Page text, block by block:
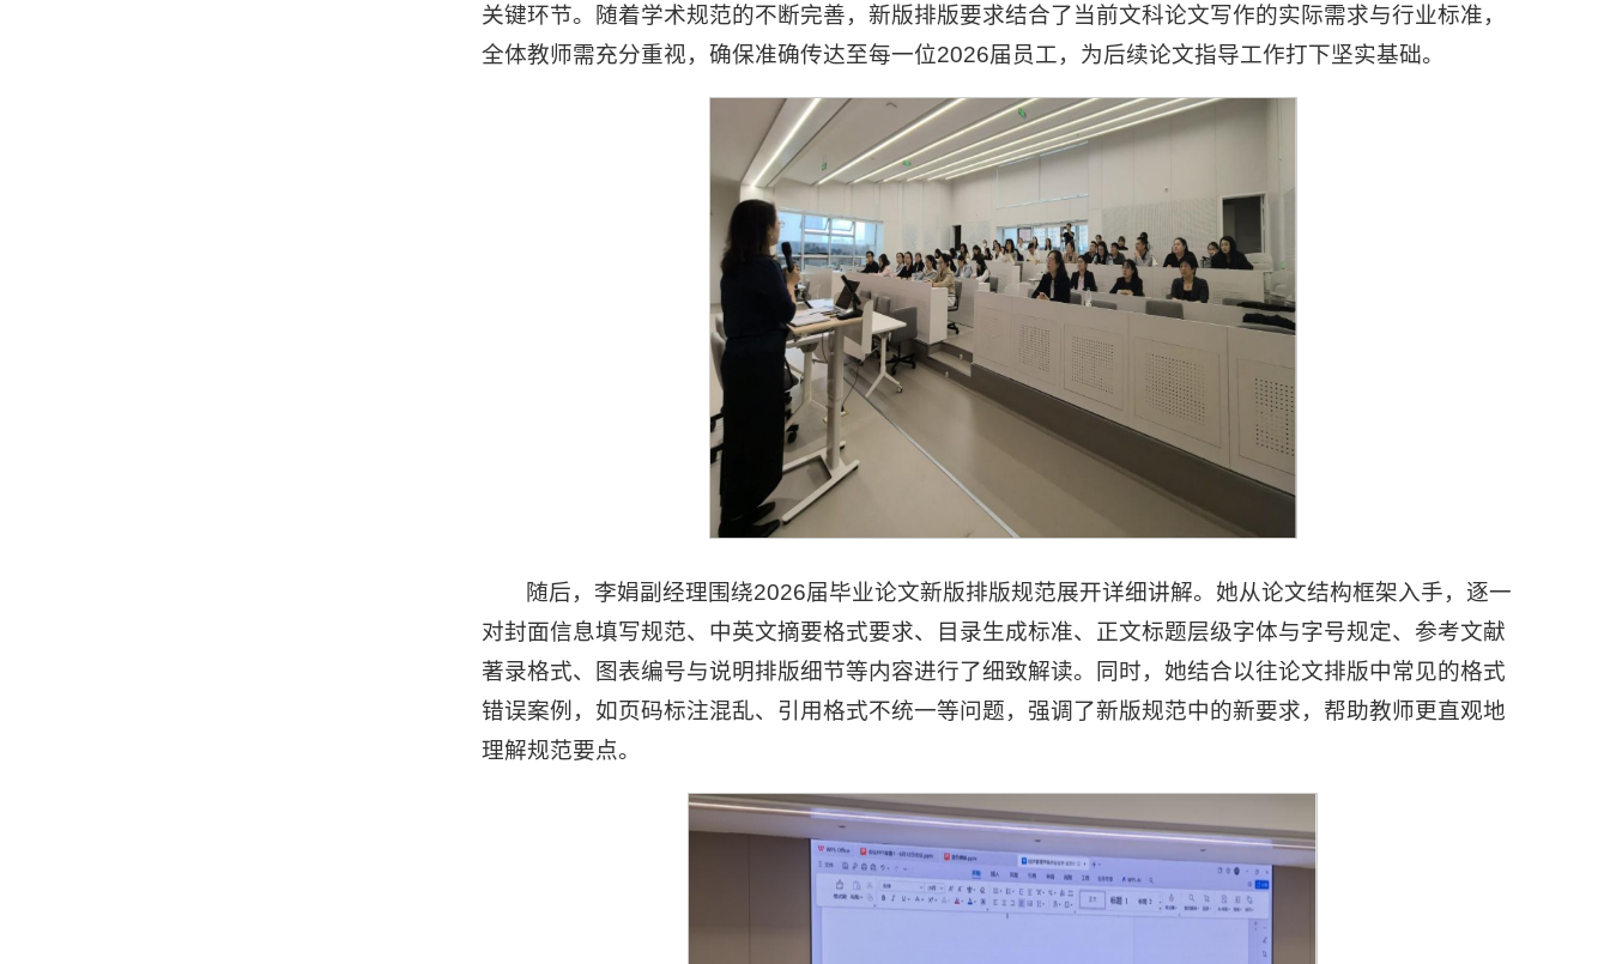
关键环节。随着学术规范的不断完善，新版排版要求结合了当前文科论文写作的实际需求与行业标准，
全体教师需充分重视，确保准确传达至每一位2026届员工，为后续论文指导工作打下坚实基础。
随后，李娟副经理围绕2026届毕业论文新版排版规范展开详细讲解。她从论文结构框架入手，逐一
对封面信息填写规范、中英文摘要格式要求、目录生成标准、正文标题层级字体与字号规定、参考文献
著录格式、图表编号与说明排版细节等内容进行了细致解读。同时，她结合以往论文排版中常见的格式
错误案例，如页码标注混乱、引用格式不统一等问题，强调了新版规范中的新要求，帮助教师更直观地
理解规范要点。